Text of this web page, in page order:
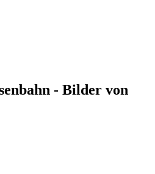
- Bilder von